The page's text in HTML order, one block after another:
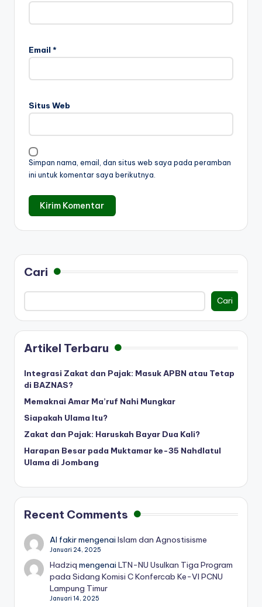
Email *
Situs Web
Simpan nama, email, dan situs web saya pada peramban
ini untuk komentar saya berikutnya.
Cari
Cari
Artikel Terbaru
Integrasi Zakat dan Pajak: Masuk APBN atau Tetap
di BAZNAS?
Memaknai Amar Ma’ruf Nahi Mungkar
Siapakah Ulama Itu?
Zakat dan Pajak: Haruskah Bayar Dua Kali?
Harapan Besar pada Muktamar ke-35 Nahdlatul
Ulama di Jombang
Recent Comments
Al fakirmengenaiIslam dan Agnostisisme
Januari 24, 2025
Hadziq mengenaiLTN-NU Usulkan Tiga Program
pada Sidang Komisi C Konfercab Ke-VI PCNU
Lampung Timur
Januari 14, 2025